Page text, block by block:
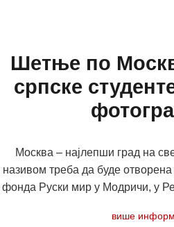
Шетње по
српске
Москва – најлепши град на
називом треба да буде
фонда Руски мир у Модричи, у
више